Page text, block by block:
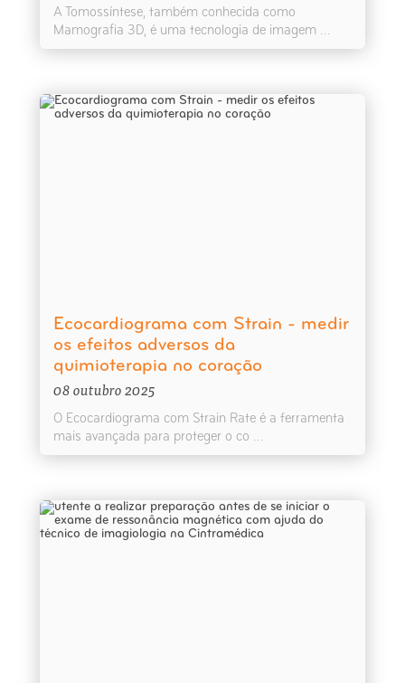
A Tomossíntese, também conhecida como
Mamografia 3D, é uma tecnologia de imagem ...
Ecocardiograma com Strain - medir
os efeitos adversos da
quimioterapia no coração
08 outubro 2025
O Ecocardiograma com Strain Rate é a ferramenta
mais avançada para proteger o co ...